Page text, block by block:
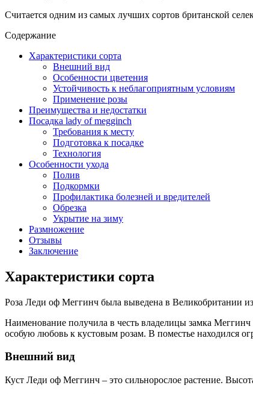
Считается одним из самых лучших сортов британской
Содержание
Характеристики сорта
Внешний вид
Особенности цветения
Устойчивость к неблагоприятным условиям
Применение розы
Преимущества и недостатки
Посадка lady of megginch
Требования к месту
Подготовка к посадке
Технология
Особенности ухода
Полив
Подкормки
Профилактика болезней и вредителей
Обрезка
Укрытие на зиму
Размножение
Отзывы
Заключение
Характеристики сорта
Роза Леди оф Меггинч была выведена в Великобритании
Наименование получила в честь владелицы замка
особую любовь к кустовым розам. В поместье находился
Внешний вид
Куст Леди оф Меггинч – это сильнорослое растение.